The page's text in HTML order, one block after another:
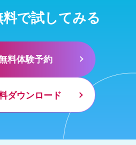
で試してみる
料体験予約
ダウンロード